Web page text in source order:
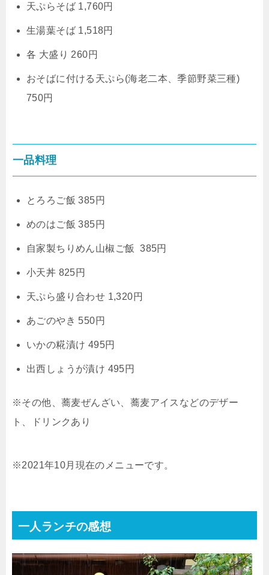
天ぷらそば 1,760円
生湯葉そば 1,518円
各 大盛り 260円
おそばに付ける天ぷら(海老二本、季節野菜三種)
750円
一品料理
とろろご飯 385円
めのはご飯 385円
自家製ちりめん山椒ご飯 385円
小天丼 825円
天ぷら盛り合わせ 1,320円
あごのやき 550円
いかの糀漬け 495円
出西しょうが漬け 495円
※その他、蕎麦ぜんざい、蕎麦アイスなどのデザー
ト、ドリンクあり
※2021年10月現在のメニューです。
一人ランチの感想